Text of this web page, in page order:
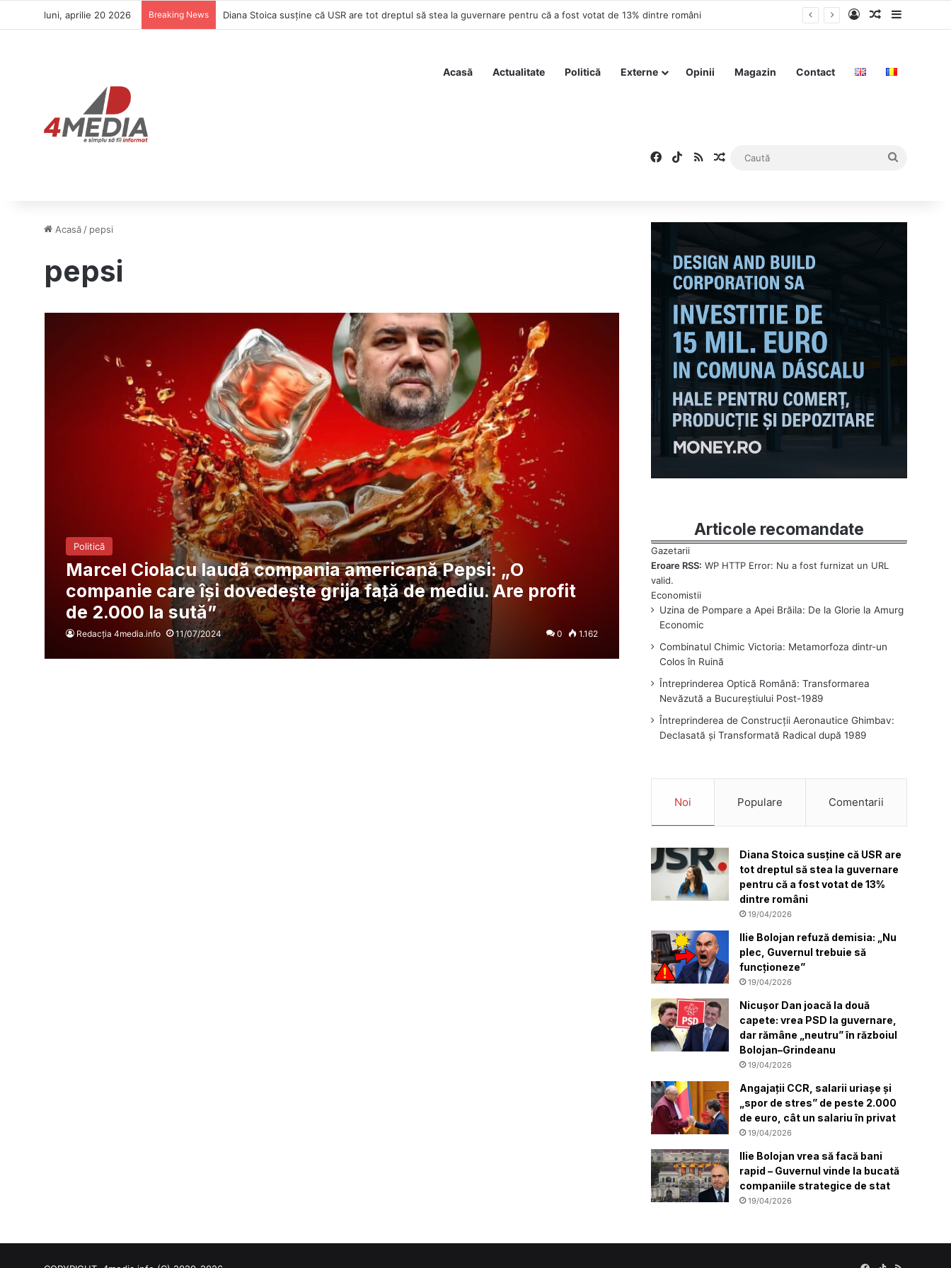
luni, aprilie 20 2026 Breaking News Diana Stoica susține că USR are tot dreptul să stea la guvernare pentru că a fost votat de 13% dintre români Log InArticolSidebar
Acasă Actualitate Politică Externe Opinii Magazin Contact
Facebook
TikTok
RSSArticol aleatoriu
Acasă / pepsi
pepsi
Politică
Marcel Ciolacu laudă compania americană Pepsi: „O
companie care îşi dovedeşte grija faţă de mediu. Are profit
de 2.000 la sută”
Redacția 4media.info 11/07/2024 0 1.162
Articole recomandate
Eroare RSS: WP HTTP Error: Nu a fost furnizat un URL
valid.
Uzina de Pompare a Apei Brăila: De la Glorie la Amurg
Economic
Combinatul Chimic Victoria: Metamorfoza dintr-un
Colos în Ruină
Întreprinderea Optică Română: Transformarea
Nevăzută a Bucureștiului Post-1989
Întreprinderea de Construcții Aeronautice Ghimbav:
Declasată și Transformată Radical după 1989
Noi Populare Comentarii
Diana Stoica susține că USR are
tot dreptul să stea la guvernare
pentru că a fost votat de 13%
dintre români
19/04/2026
Ilie Bolojan refuză demisia: „Nu
plec, Guvernul trebuie să
funcționeze”
19/04/2026
Nicușor Dan joacă la două
capete: vrea PSD la guvernare,
dar rămâne „neutru” în războiul
Bolojan–Grindeanu
19/04/2026
Angajații CCR, salarii uriașe și
„spor de stres” de peste 2.000
de euro, cât un salariu în privat
19/04/2026
Ilie Bolojan vrea să facă bani
rapid – Guvernul vinde la bucată
companiile strategice de stat
19/04/2026